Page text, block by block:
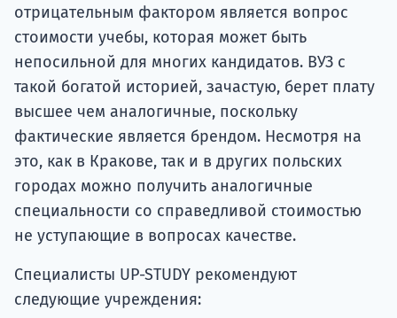
отрицательным фактором является вопрос
стоимости учебы, которая может быть
непосильной для многих кандидатов. ВУЗ с
такой богатой историей, зачастую, берет плату
высшее чем аналогичные, поскольку
фактические является брендом. Несмотря на
это, как в Кракове, так и в других польских
городах можно получить аналогичные
специальности со справедливой стоимостью
не уступающие в вопросах качестве.
Специалисты UP-STUDY рекомендуют
следующие учреждения: